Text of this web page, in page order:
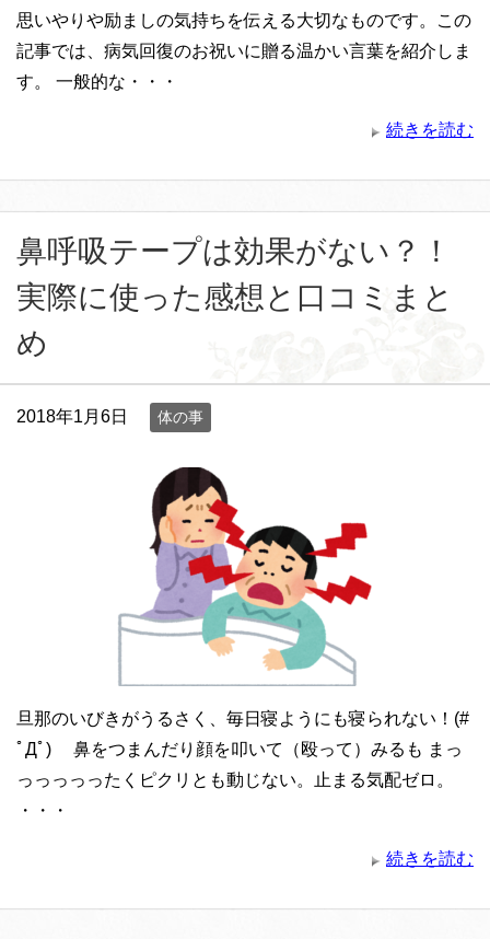
思いやりや励ましの気持ちを伝える大切なものです。この
記事では、病気回復のお祝いに贈る温かい言葉を紹介しま
す。 一般的な・・・
続きを読む
鼻呼吸テープは効果がない？！
実際に使った感想と口コミまと
め
2018年1月6日 体の事
旦那のいびきがうるさく、毎日寝ようにも寝られない！(#
ﾟДﾟ) 鼻をつまんだり顔を叩いて（殴って）みるも まっ
っっっっったくピクリとも動じない。止まる気配ゼロ。
・・・
続きを読む